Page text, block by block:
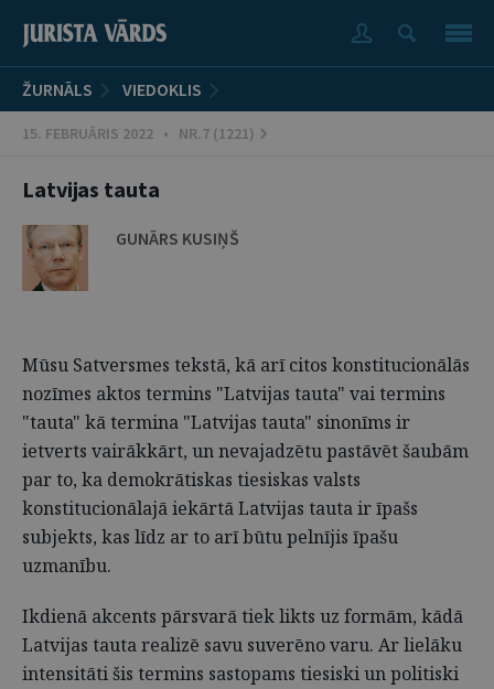
ŽURNĀLS VIEDOKLIS
15. FEBRUĀRIS 2022 • NR.7 (1221)
Latvijas tauta
GUNĀRS KUSIŅŠ
Mūsu Satversmes tekstā, kā arī citos konstitucionālās
nozīmes aktos termins "Latvijas tauta" vai termins
"tauta" kā termina "Latvijas tauta" sinonīms ir
ietverts vairākkārt, un nevajadzētu pastāvēt šaubām
par to, ka demokrātiskas tiesiskas valsts
konstitucionālajā iekārtā Latvijas tauta ir īpašs
subjekts, kas līdz ar to arī būtu pelnījis īpašu
uzmanību.
Ikdienā akcents pārsvarā tiek likts uz formām, kādā
Latvijas tauta realizē savu suverēno varu. Ar lielāku
intensitāti šis termins sastopams tiesiski un politiski